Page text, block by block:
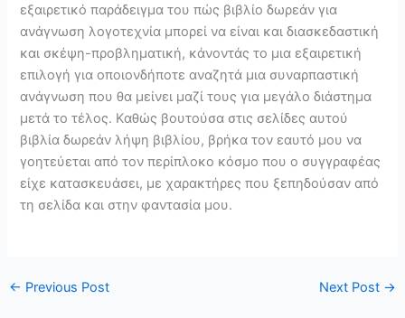
εξαιρετικό παράδειγμα του πώς βιβλίο δωρεάν για
ανάγνωση λογοτεχνία μπορεί να είναι και διασκεδαστική
και σκέψη-προβληματική, κάνοντάς το μια εξαιρετική
επιλογή για οποιονδήποτε αναζητά μια συναρπαστική
ανάγνωση που θα μείνει μαζί τους για μεγάλο διάστημα
μετά το τέλος. Καθώς βουτούσα στις σελίδες αυτού
βιβλία δωρεάν λήψη βιβλίου, βρήκα τον εαυτό μου να
γοητεύεται από τον περίπλοκο κόσμο που ο συγγραφέας
είχε κατασκευάσει, με χαρακτήρες που ξεπηδούσαν από
τη σελίδα και στην φαντασία μου.
← Previous Post Next Post →